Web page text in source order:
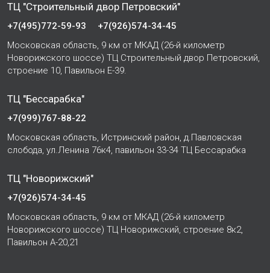
ТЦ "Строительный двор Петровский"
+7(495)772-59-93
+7(926)574-34-45
Московская область, 9 км от МКАД (26-й километр
Новорижского шоссе) ТЦ Строительный двор Петровский,
строение 10, Павильон Е-39.
ТЦ "Бессарабка"
+7(999)767-88-22
Московская область, Истринский район, д.Павловская
слобода, ул.Ленина 76к4, павильон 33-34 ТЦ Бессарабка
ТЦ "Новорижский"
+7(926)574-34-45
Московская область, 9 км от МКАД (26-й километр
Новорижского шоссе) ТЦ Новорижский, строение 8к2,
Павильон А-20,21